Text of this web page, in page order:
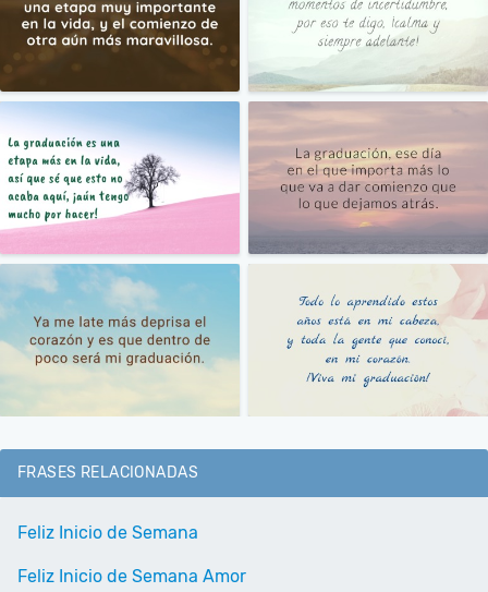
FRASES RELACIONADAS
Feliz Inicio de Semana
Feliz Inicio de Semana Amor